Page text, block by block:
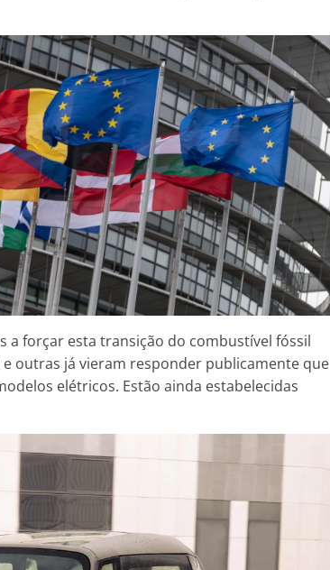
a forçar esta transição do combustível fóssil
outras já vieram responder publicamente que
elétricos. Estão ainda estabelecidas